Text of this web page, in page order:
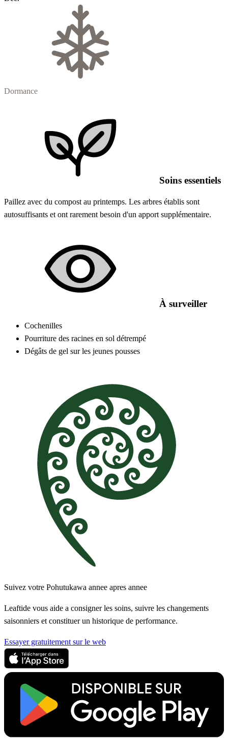
Dormance
Soins essentiels
Paillez avec du compost au printemps. Les arbres établis sont
autosuffisants et ont rarement besoin d'un apport supplémentaire.
À surveiller
Cochenilles
Pourriture des racines en sol détrempé
Dégâts de gel sur les jeunes pousses
Suivez votre Pohutukawa annee apres annee
Leaftide vous aide a consigner les soins, suivre les changements
saisonniers et constituer un historique de performance.
Essayer gratuitement sur le web